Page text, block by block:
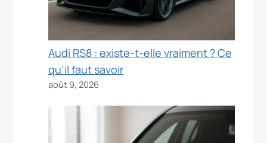
Audi RS8 : existe-t-elle vraiment ? Ce
qu’il faut savoir
août 9, 2026